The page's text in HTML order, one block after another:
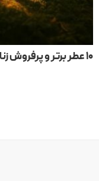
۱۰ عطر برتر و پرفروش زنانه ایو سن لورن (YSL) که باید بشناسید